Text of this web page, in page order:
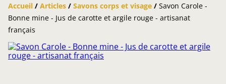
Accueil / Articles / Savons corps et visage / Savon Carole -
Bonne mine - Jus de carotte et argile rouge - artisanat
français